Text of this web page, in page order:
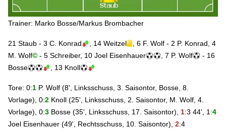
Trainer: Marko Bosse/Markus Brombacher
21 Staub - 3 C. Konrad , 14 Weitzel , 6 F. Wolf - 2 P. Konrad, 4
M. Wolf© - 5 Schreiber, 10 Joel Eisenhauer 7 P. Wolf
- 16
Bosse
, 13 Knoll
Tore: 0:1 P. Wolf (8', Linksschuss, 3. Saisontor, Bosse, 8.
Vorlage), 0:2 Knoll (25', Linksschuss, 2. Saisontor, M. Wolf, 4.
Vorlage), 0:3 Bosse (35', Linksschuss, 17. Saisontor), 1:3 44', 1:4
Joel Eisenhauer (49', Rechtsschuss, 10. Saisontor), 2:4